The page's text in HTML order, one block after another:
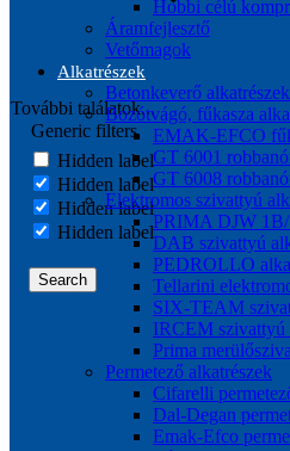
További találatok...
Generic filters
Hidden label
Hidden label
Hidden label
Hidden label
Search
Hobbi célú
Áramfejlesztő
Vetőmagok
Alkatrészek
Betonkeverő alkatrészek
Bozótvágó, fűkasza
EMAK-EFCO
GT 6001
GT 6008
Elektromos szivattyú
PRIMA DJW
DAB szivattyú
PEDROLLO
Tellarini
SIX-TEAM
IRCEM szivattyú
Prima
Permetező alkatrészek
Cifarelli
Dal-Degan
Emak-Efco